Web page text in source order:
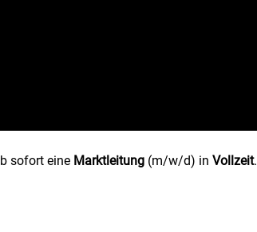
sofort eine Marktleitung (m/w/d) in Vollzeit.